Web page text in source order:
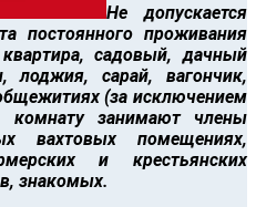
Не допускается
постоянного проживания
садовый, дачный
лоджия, сарай, вагончик,
(за исключением
комнату занимают члены
вахтовых помещениях,
и крестьянских
знакомых.